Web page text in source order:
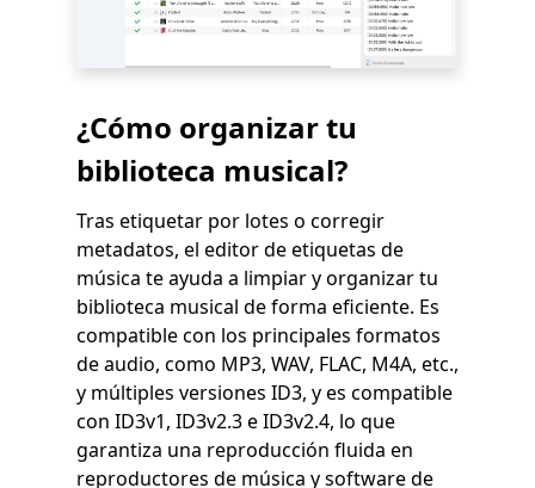
¿Cómo organizar tu
biblioteca musical?
Tras etiquetar por lotes o corregir
metadatos, el editor de etiquetas de
música te ayuda a limpiar y organizar tu
biblioteca musical de forma eficiente. Es
compatible con los principales formatos
de audio, como MP3, WAV, FLAC, M4A, etc.,
y múltiples versiones ID3, y es compatible
con ID3v1, ID3v2.3 e ID3v2.4, lo que
garantiza una reproducción fluida en
reproductores de música y software de